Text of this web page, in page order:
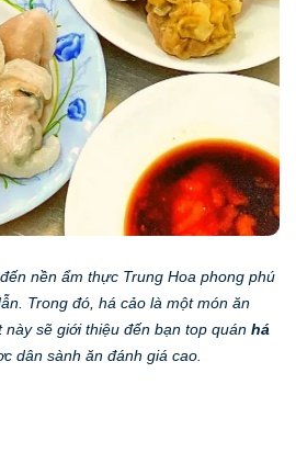
nền ẩm thực Trung Hoa phong phú
Trong đó, há cảo là một món ăn
sẽ giới thiệu đến bạn top quán há
dân sành ăn đánh giá cao.